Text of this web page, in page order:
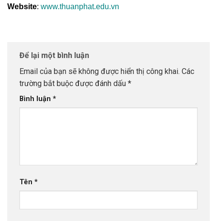
Website: www.thuanphat.edu.vn
Để lại một bình luận
Email của bạn sẽ không được hiển thị công khai. Các
trường bắt buộc được đánh dấu *
Bình luận *
Tên *